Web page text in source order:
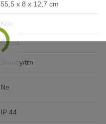
55,5 x 8 x 12,7 cm
Kov
Černá
Šrouby/trn
Ne
IP 44